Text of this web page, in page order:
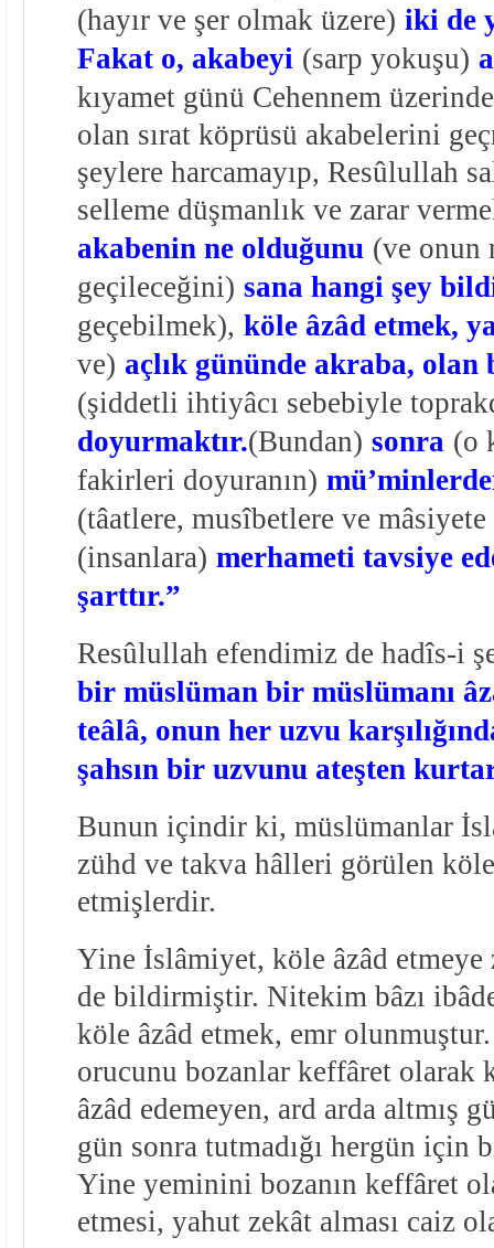
(hayır ve şer olmak üzere) iki de
Fakat o, akabeyi (sarp yokuşu)
kıyamet günü Cehennem
olan sırat köprüsü akabelerini
şeylere harcamayıp, Resûlullah
selleme düşmanlık ve zarar
akabenin ne olduğunu (ve onun
geçileceğini) sana hangi şey
geçebilmek), köle âzâd etmek,
ve) açlık gününde akraba,
(şiddetli ihtiyâcı sebebiyle
doyurmaktır.(Bundan) sonra (o
fakirleri doyuranın)
(tâatlere, musîbetlere ve mâsiyete
(insanlara) merhameti tavsiye
şarttır.”
Resûlullah efendimiz de hadîs-i
bir müslüman bir müslümanı
teâlâ, onun her uzvu
şahsın bir uzvunu ateşten
Bunun içindir ki, müslümanlar
zühd ve takva hâlleri görülen
etmişlerdir.
Yine İslâmiyet, köle âzâd etmeye
de bildirmiştir. Nitekim bâzı
köle âzâd etmek, emr
orucunu bozanlar keffâret olarak
âzâd edemeyen, ard arda altmış
gün sonra tutmadığı hergün için
Yine yeminini bozanın keffâret
etmesi, yahut zekât alması caiz